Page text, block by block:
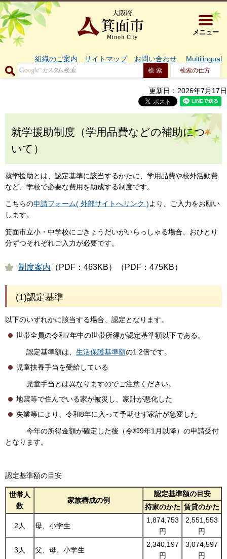
大阪府箕
メニュー
組織のご案内 サイトマップ お問い合わせ Multilingual
検索の仕方
更新日：2026年7月17日
就学援助制度（学用品費などの補助につ
いて）
就学援助とは、認定基準に該当するかたに、学用品費や校外活動費
など、学校で必要な費用を助成する制度です。
こちらの申請フォーム( 外部サイトへリンク )より、ご入力をお願い
します。
箕面市立小・中学校にごきょうだいがいらっしゃる場合、おひとり
分ずつそれぞれご入力が必要です。
制度案内 （PDF：463KB）（PDF：475KB）
(1)認定基準
以下のいずれかに該当する場合、認定となります。
世帯全員の令和7年中の世帯所得が認定基準額以下である。
認定基準額は、 生活保護基準額の1.2倍です。
児童扶養手当を受給している
児童手当とは異なりますのでご注意ください。
地震等で住んでいる家が被災し、家計が悪化した
失業等により、令和8年に入って予期せず家計が急変した
今年の所得金額が確定した後（令和9年1月以降）の申請受付
となります。
認定基準額の目安
世帯人
数
家族構成の例
認定基準額の目安
持家のかた 賃貸のかた
2人 母、小学生
1,874,753
円
2,551,553
円
3人 父、母、小学生
2,340,197
円
3,074,597
円